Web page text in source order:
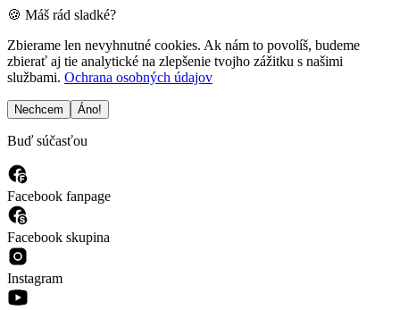
🍪 Máš rád sladké?
Zbierame len nevyhnutné cookies. Ak nám to povolíš, budeme
zbierať aj tie analytické na zlepšenie tvojho zážitku s našimi
službami. Ochrana osobných údajov
Nechcem Áno!
Buď súčasťou
Facebook fanpage
Facebook skupina
Instagram